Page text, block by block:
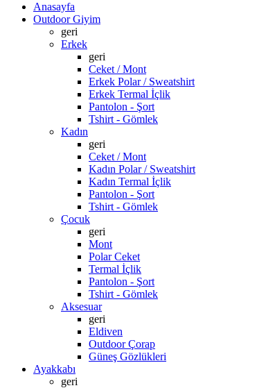
Anasayfa
Outdoor Giyim
geri
Erkek
geri
Ceket / Mont
Erkek Polar / Sweatshirt
Erkek Termal İçlik
Pantolon - Şort
Tshirt - Gömlek
Kadın
geri
Ceket / Mont
Kadın Polar / Sweatshirt
Kadın Termal İçlik
Pantolon - Şort
Tshirt - Gömlek
Çocuk
geri
Mont
Polar Ceket
Termal İçlik
Pantolon - Şort
Tshirt - Gömlek
Aksesuar
geri
Eldiven
Outdoor Çorap
Güneş Gözlükleri
Ayakkabı
geri